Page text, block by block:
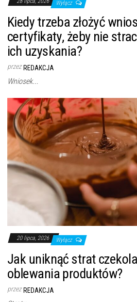
Wyłącz
Kiedy trzeba złożyć
certyfikaty, żeby nie
ich uzyskania?
przez REDAKCJA
Wniosek...
20 lipca, 2026 Wyłącz
Jak uniknąć strat
oblewania produktów?
przez REDAKCJA